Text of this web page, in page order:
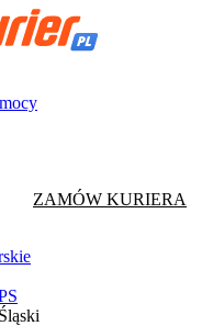
ZAMÓW KURIERA